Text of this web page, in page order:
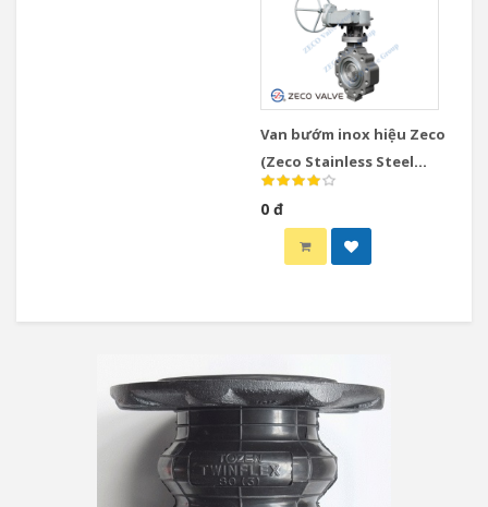
Van bướm inox hiệu Zeco
(Zeco Stainless Steel
Butterfly Valve)
0 đ